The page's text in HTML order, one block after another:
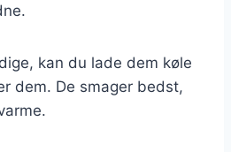
kan du lade dem køle
dem. De smager bedst,